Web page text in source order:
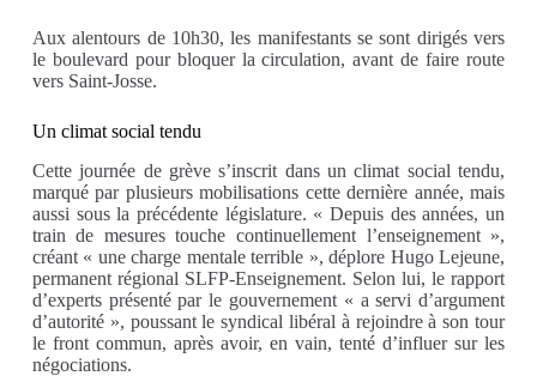
Aux alentours de 10h30, les manifestants se sont dirigés vers
le boulevard pour bloquer la circulation, avant de faire route
vers Saint-Josse.
Un climat social tendu
Cette journée de grève s’inscrit dans un climat social tendu,
marqué par plusieurs mobilisations cette dernière année, mais
aussi sous la précédente législature. « Depuis des années, un
train de mesures touche continuellement l’enseignement »,
créant « une charge mentale terrible », déplore Hugo Lejeune,
permanent régional SLFP-Enseignement. Selon lui, le rapport
d’experts présenté par le gouvernement « a servi d’argument
d’autorité », poussant le syndical libéral à rejoindre à son tour
le front commun, après avoir, en vain, tenté d’influer sur les
négociations.